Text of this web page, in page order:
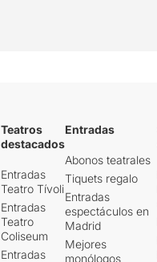
Teatros
destacados
Entradas
Teatro Tívoli
Entradas
Teatro
Coliseum
Entradas
Entradas
Abonos teatrales
Tiquets regalo
Entradas
espectáculos en
Madrid
Mejores
monólogos